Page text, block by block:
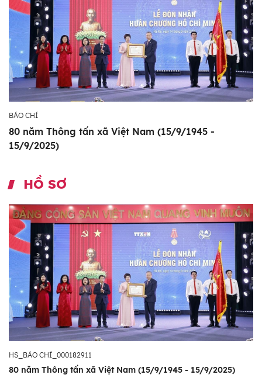
BÁO CHÍ
80 năm Thông tấn xã Việt Nam (15/9/1945 -
15/9/2025)
HỒ SƠ
HS_BÁO CHÍ_000182911
80 năm Thông tấn xã Việt Nam (15/9/1945 - 15/9/2025)